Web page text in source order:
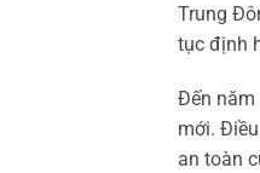
Trung
tục định
Đến năm
mới.
an toàn